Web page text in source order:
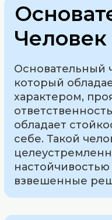
Человек
Основательный
который
характером,
обладает
себе. Такой
взвешенные